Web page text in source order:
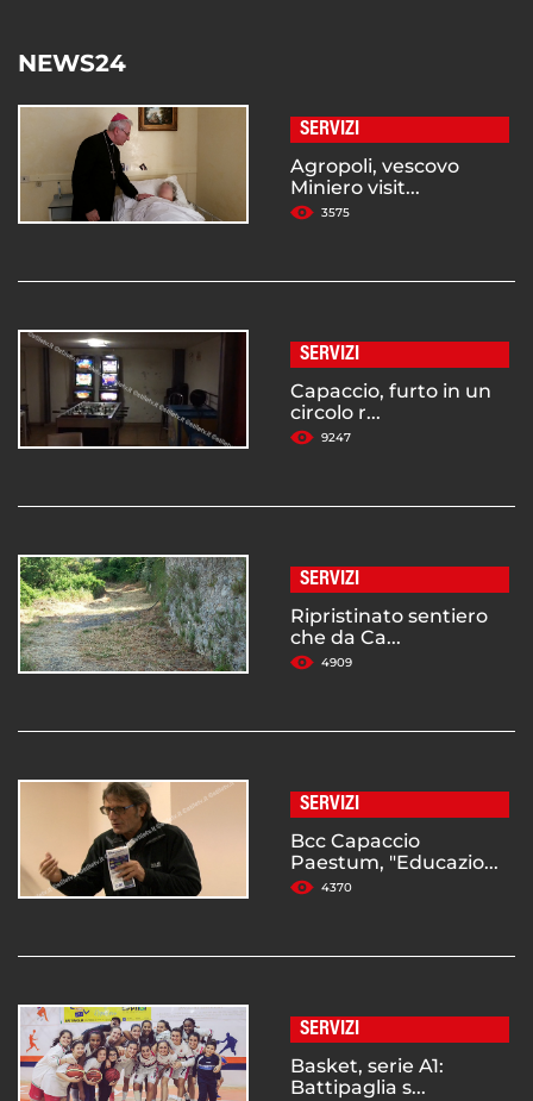
NEWS24
SERVIZI
Agropoli, vescovo
Miniero visit...
3575
SERVIZI
Capaccio, furto in un
circolo r...
9247
SERVIZI
Ripristinato sentiero
che da Ca...
4909
SERVIZI
Bcc Capaccio
Paestum, "Educazio...
4370
SERVIZI
Basket, serie A1:
Battipaglia s...